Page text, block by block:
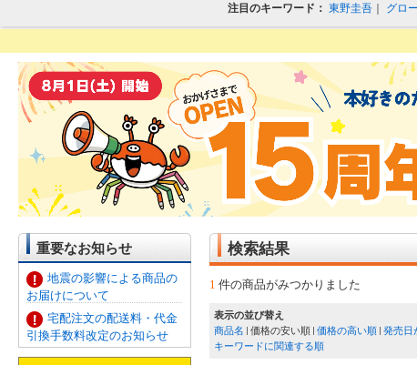
注目のキーワード： 東野圭吾 グロ
重要なお知らせ
地震の影響による商品の
お届けについて
宅配注文の配送料・代金
引換手数料改定のお知らせ
検索結果
1 件の商品がみつかりました
表示の並び替え
商品名
価格の安い順 価格の高い順 発売日
キーワードに関連する順